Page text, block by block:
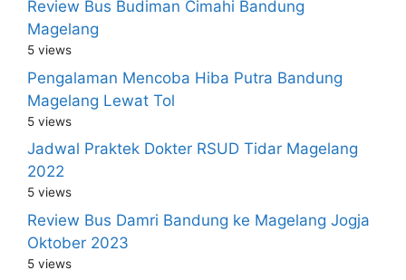
Review Bus Budiman Cimahi Bandung
Magelang
5 views
Pengalaman Mencoba Hiba Putra Bandung
Magelang Lewat Tol
5 views
Jadwal Praktek Dokter RSUD Tidar Magelang
2022
5 views
Review Bus Damri Bandung ke Magelang Jogja
Oktober 2023
5 views